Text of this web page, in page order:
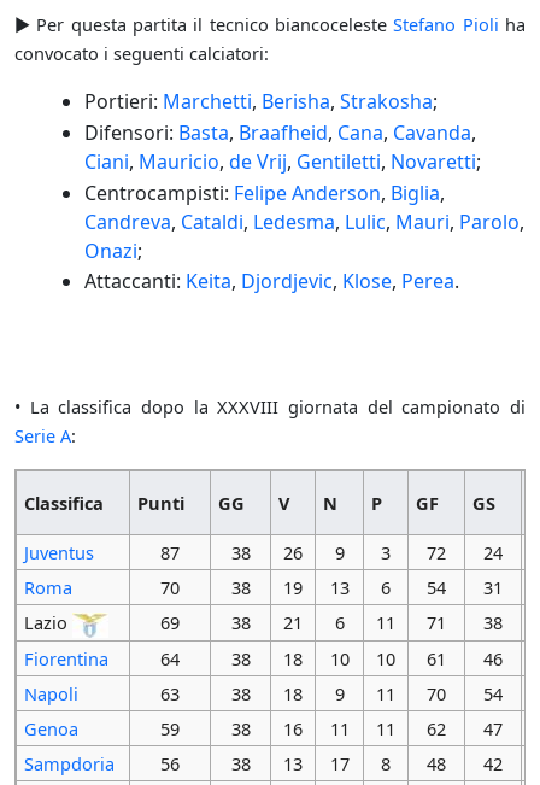
► Per questa partita il tecnico biancocelesteStefano Pioli ha
convocato i seguenti calciatori:
Portieri: Marchetti, Berisha, Strakosha;
Difensori: Basta, Braafheid, Cana, Cavanda,
Ciani, Mauricio, de Vrij, Gentiletti, Novaretti;
Centrocampisti: Felipe Anderson, Biglia,
Candreva, Cataldi, Ledesma, Lulic, Mauri, Parolo,
Onazi;
Attaccanti: Keita, Djordjevic, Klose, Perea.
• La classifica dopo la XXXVIII giornata del campionato di
Serie A:
Classifica Punti GG V N P GF GS
Juventus 87 38 26 9 3 72
24
Roma
70 38 19 13 6 54
31
Lazio
69 38 21 6 11 71
38
Fiorentina
64 38 18 10 10 61
46
Napoli
63 38 18 9 11 70
54
Genoa
59 38 16 11 11 62
47
Sampdoria
56 38 13 17 8 48
42